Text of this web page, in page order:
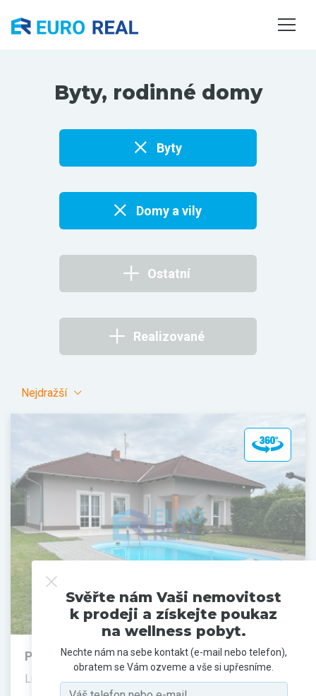
SLUŽBY
KONTAKTYByty, rodinné domy
Byty
Domy a vily
Ostatní
Realizované
Nejdražší
Prodej domu, 245 m²
Luční, Vestec, Praha-západ
Svěřte nám Vaši nemovitost
k prodeji a získejte poukaz
na wellness pobyt.
Nechte nám na sebe kontakt (e-mail nebo telefon),
obratem se Vám ozveme a vše si upřesníme.